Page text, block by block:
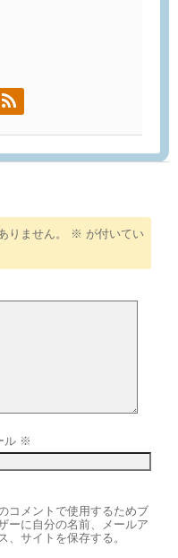
りません。 ※ が付いてい
ル ※
コメントで使用するためブ
ーに自分の名前、メールア
、サイトを保存する。